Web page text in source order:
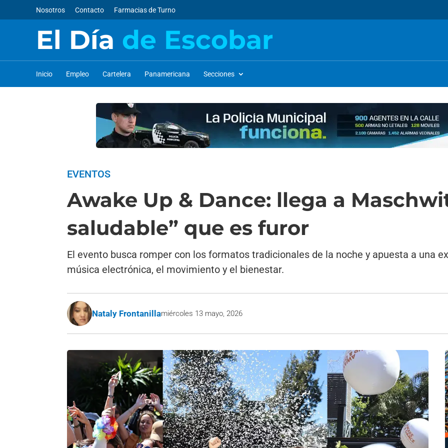
Nosotros Contacto Farmacias de Turno
El Día de Escobar
Inicio Empleo Cartelera Panamericana Secciones
EVENTOS
Awake Up & Dance: llega a
saludable” que es furor
El evento busca romper con los formatos tradicionales de la noche y apuesta a una
música electrónica, el movimiento y el bienestar.
Nataly Frontanillamiércoles 13 mayo, 2026